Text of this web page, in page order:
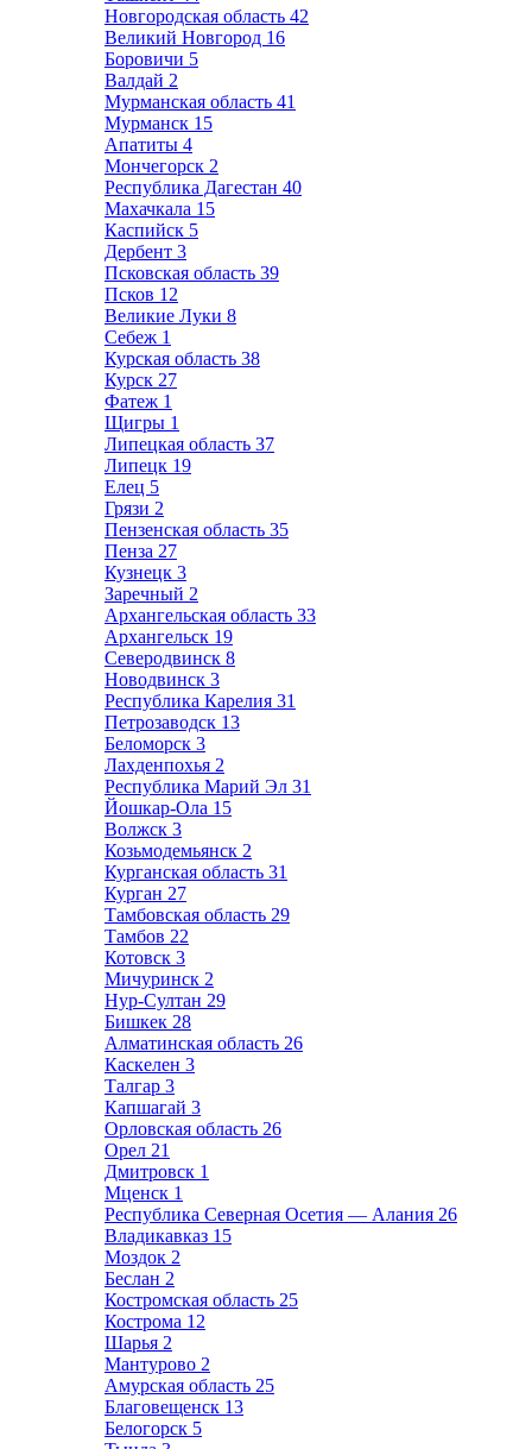
Новгородская область 42
Великий Новгород 16
Боровичи 5
Валдай 2
Мурманская область 41
Мурманск 15
Апатиты 4
Мончегорск 2
Республика Дагестан 40
Махачкала 15
Каспийск 5
Дербент 3
Псковская область 39
Псков 12
Великие Луки 8
Себеж 1
Курская область 38
Курск 27
Фатеж 1
Щигры 1
Липецкая область 37
Липецк 19
Елец 5
Грязи 2
Пензенская область 35
Пенза 27
Кузнецк 3
Заречный 2
Архангельская область 33
Архангельск 19
Северодвинск 8
Новодвинск 3
Республика Карелия 31
Петрозаводск 13
Беломорск 3
Лахденпохья 2
Республика Марий Эл 31
Йошкар-Ола 15
Волжск 3
Козьмодемьянск 2
Курганская область 31
Курган 27
Тамбовская область 29
Тамбов 22
Котовск 3
Мичуринск 2
Нур-Султан 29
Бишкек 28
Алматинская область 26
Каскелен 3
Талгар 3
Капшагай 3
Орловская область 26
Орел 21
Дмитровск 1
Мценск 1
Республика Северная Осетия — Алания 26
Владикавказ 15
Моздок 2
Беслан 2
Костромская область 25
Кострома 12
Шарья 2
Мантурово 2
Амурская область 25
Благовещенск 13
Белогорск 5